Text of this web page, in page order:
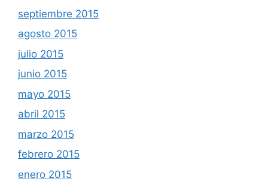
septiembre 2015
agosto 2015
julio 2015
junio 2015
mayo 2015
abril 2015
marzo 2015
febrero 2015
enero 2015